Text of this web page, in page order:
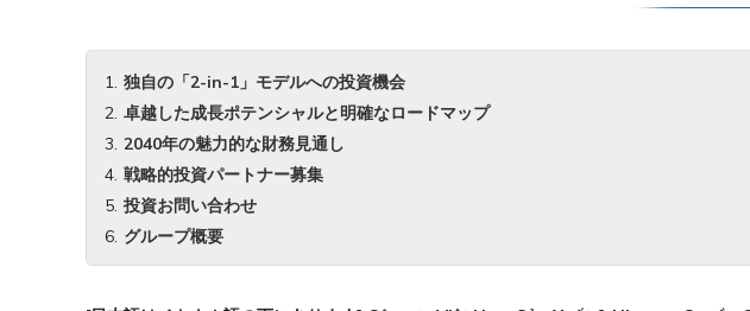
独自の「2-in-1」モデルへの投資機会
卓越した成長ポテンシャルと明確なロードマップ
2040年の魅力的な財務見通し
戦略的投資パートナー募集
投資お問い合わせ
グループ概要